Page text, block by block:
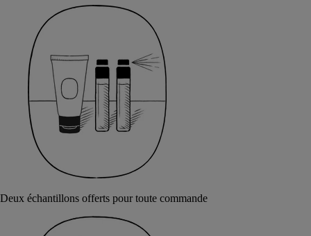
Deux échantillons offerts pour toute commande